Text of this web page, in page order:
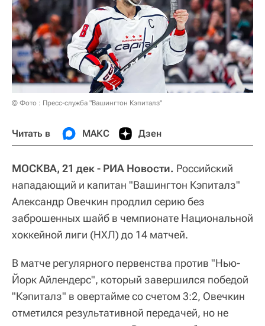
© Фото : Пресс-служба "Вашингтон Кэпиталз"
Читать в МАКС Дзен
МОСКВА, 21 дек - РИА Новости. Российский
нападающий и капитан "Вашингтон Кэпиталз"
Александр Овечкин продлил серию без
заброшенных шайб в чемпионате Национальной
хоккейной лиги (НХЛ) до 14 матчей.
В матче регулярного первенства против "Нью-
Йорк Айлендерс", который завершился победой
"Кэпиталз" в овертайме со счетом 3:2, Овечкин
отметился результативной передачей, но не